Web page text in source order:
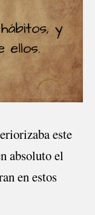
este
absoluto el
en estos